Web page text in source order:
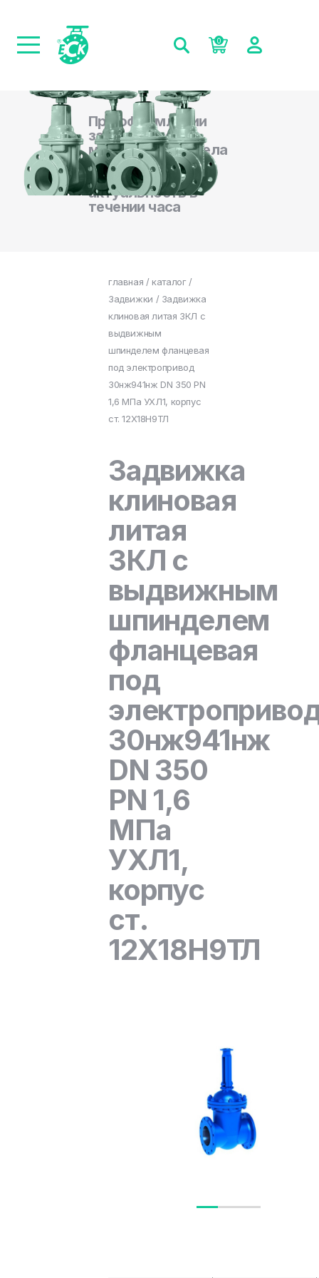
0
При оформлении
заказа на сайте,
менеджеры отдела
продаж
подтверждают
актуальность в
течении часа
главная / каталог/
Задвижки / Задвижка
клиновая литая ЗКЛ с
выдвижным
шпинделем фланцевая
под электропривод
30нж941нж DN 350 PN
1,6 МПа УХЛ1, корпус
ст. 12Х18Н9ТЛ
Задвижка
клиновая
литая
ЗКЛ с
выдвижным
шпинделем
фланцевая
под
30нж941нж
DN 350
PN 1,6
МПа
УХЛ1,
корпус
ст.
12Х18Н9ТЛ